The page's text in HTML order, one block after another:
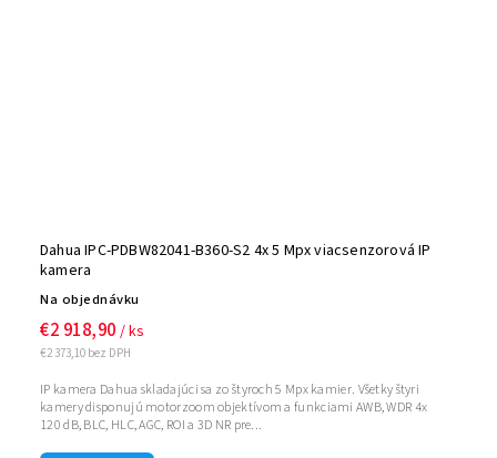
Dahua IPC-PDBW82041-B360-S2 4x 5 Mpx viacsenzorová IP
kamera
Na objednávku
€2 373,10 bez DPH
€2 918,90 / ks
IP kamera Dahua skladajúci sa zo štyroch 5 Mpx kamier. Všetky štyri
kamery disponujú motorzoom objektívom a funkciami AWB, WDR 4x
120 dB, BLC, HLC, AGC, ROI a 3D NR pre...